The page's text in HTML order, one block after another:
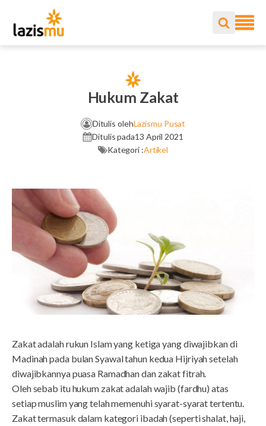
Hukum Zakat
Ditulis olehLazismu Pusat
Ditulis pada13 April 2021
Kategori :Artikel
Zakat adalah rukun Islam yang ketiga yang diwajibkan di
Madinah pada bulan Syawal tahun kedua Hijriyah setelah
diwajibkannya puasa Ramadhan dan zakat fitrah.
Oleh sebab itu hukum zakat adalah wajib (fardhu) atas
setiap muslim yang telah memenuhi syarat-syarat tertentu.
Zakat termasuk dalam kategori ibadah (seperti shalat, haji,